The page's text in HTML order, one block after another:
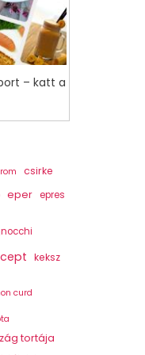
– katt a
csirke
eper epres
keksz
curd
tortája